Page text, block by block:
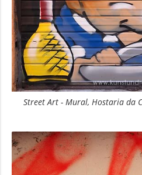
Street Art - Mural, Hostaria da